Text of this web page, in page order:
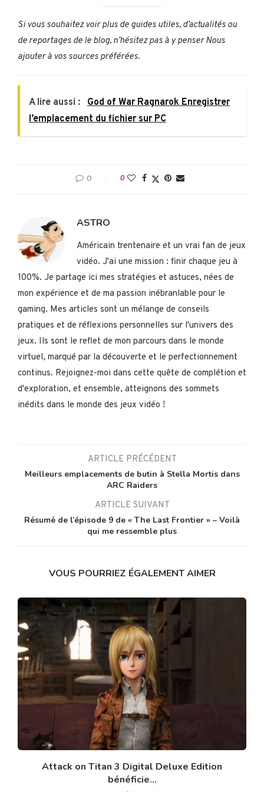
Si vous souhaitez voir plus de guides utiles, d’actualités ou
de reportages de le blog, n’hésitez pas à y penserNous
ajouter à vos sources préférées.
A lire aussi : God of War Ragnarok Enregistrer
l’emplacement du fichier sur PC
0 0
ASTRO
Américain trentenaire et un vrai fan de jeux
vidéo. J'ai une mission : finir chaque jeu à
100%. Je partage ici mes stratégies et astuces, nées de
mon expérience et de ma passion inébranlable pour le
gaming. Mes articles sont un mélange de conseils
pratiques et de réflexions personnelles sur l'univers des
jeux. Ils sont le reflet de mon parcours dans le monde
virtuel, marqué par la découverte et le perfectionnement
continus. Rejoignez-moi dans cette quête de complétion et
d'exploration, et ensemble, atteignons des sommets
inédits dans le monde des jeux vidéo !
ARTICLE PRÉCÉDENT
Meilleurs emplacements de butin à Stella Mortis dans
ARC Raiders
ARTICLE SUIVANT
Résumé de l’épisode 9 de « The Last Frontier » – Voilà
qui me ressemble plus
VOUS POURRIEZ ÉGALEMENT AIMER
Attack on Titan 3 Digital Deluxe Edition
bénéficie...